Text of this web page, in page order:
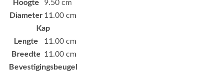
Hoogte
9.50 cm
Diameter 11.00 cm
Kap
Lengte
11.00 cm
Breedte 11.00 cm
Bevestigingsbeugel